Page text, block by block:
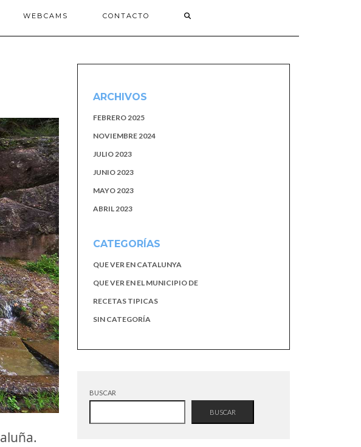
WEBCAMS CONTACTO
ARCHIVOS
FEBRERO 2025
NOVIEMBRE 2024
JULIO 2023
JUNIO 2023
MAYO 2023
ABRIL 2023
CATEGORÍAS
QUE VER EN CATALUNYA
QUE VER EN EL MUNICIPIO DE
RECETAS TIPICAS
SIN CATEGORÍA
BUSCAR
BUSCAR